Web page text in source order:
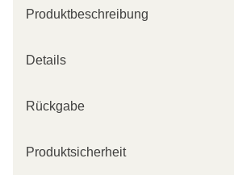
Produktbeschreibung
Details
Rückgabe
Produktsicherheit